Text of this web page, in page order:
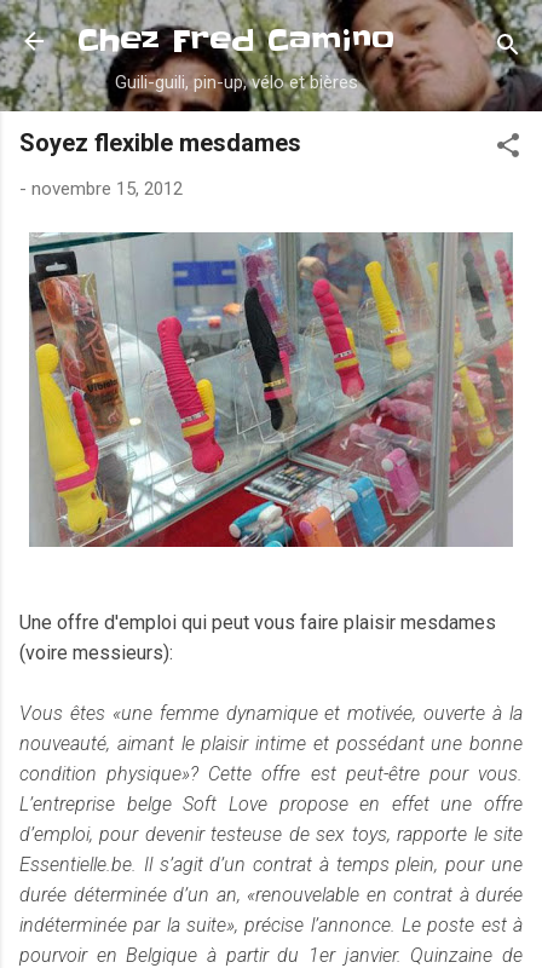
Accéder au contenu principal
Chez Fred Camino
Guili-guili, pin-up, vélo et bières
Soyez flexible mesdames
- novembre 15, 2012
Une offre d'emploi qui peut vous faire plaisir mesdames
(voire messieurs):
Vous êtes «une femme dynamique et motivée, ouverte à la
nouveauté, aimant le plaisir intime et possédant une bonne
condition physique»? Cette offre est peut-être pour vous.
L’entreprise belge Soft Love propose en effet une offre
d’emploi, pour devenir testeuse de sex toys, rapporte le site
Essentielle.be. Il s’agit d’un contrat à temps plein, pour une
durée déterminée d’un an, «renouvelable en contrat à durée
indéterminée par la suite», précise l’annonce. Le poste est à
pourvoir en Belgique à partir du 1er janvier. Quinzaine de